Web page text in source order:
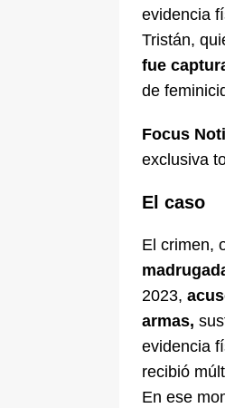
evidencia
Tristán,
fue
de
Focus
exclusiva
El caso
El crimen,
2023,
armas,
evidencia
recibió
En ese